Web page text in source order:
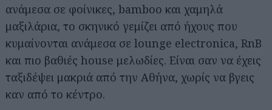
ανάμεσα σε φοίνικες, bamboo και χαμηλά
μαξιλάρια, το σκηνικό γεμίζει από ήχους που
κυμαίνονται ανάμεσα σε lounge electronica, RnB
και πιο βαθιές house μελωδίες. Είναι σαν να έχεις
ταξιδέψει μακριά από την Αθήνα, χωρίς να βγεις
καν από το κέντρο.